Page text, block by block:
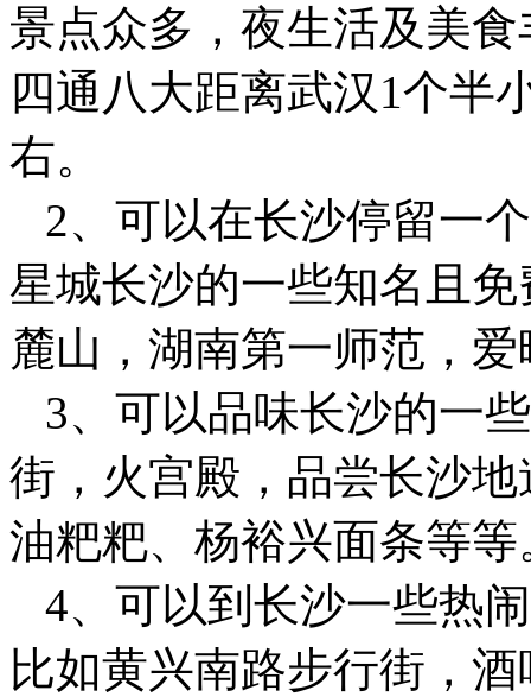
景点众多，夜生活及美
四通八大距离武汉1个半
右。
2、可以在长沙停留一
星城长沙的一些知名且
麓山，湖南第一师范，
3、可以品味长沙的一
街，火宫殿，品尝长沙
油粑粑、杨裕兴面条等等
4、可以到长沙一些热
比如黄兴南路步行街，